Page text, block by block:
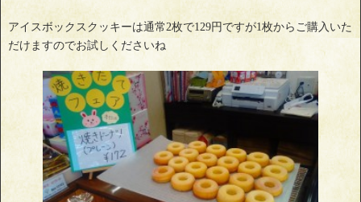
アイスボックスクッキーは通常2枚で129円ですが1枚からご購入いた
だけますのでお試しくださいね